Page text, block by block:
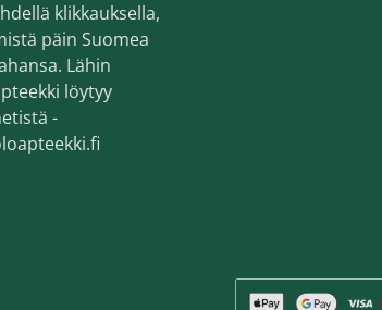
klikkauksella,
päin Suomea
Lähin
löytyy
-